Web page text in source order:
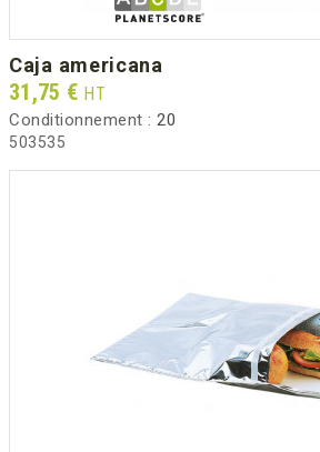
caja americana
Prix
31,75 € HT
Conditionnement : 20
503535